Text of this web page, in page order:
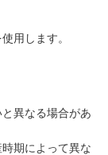
用します。
異なる場合があ
期によって異な